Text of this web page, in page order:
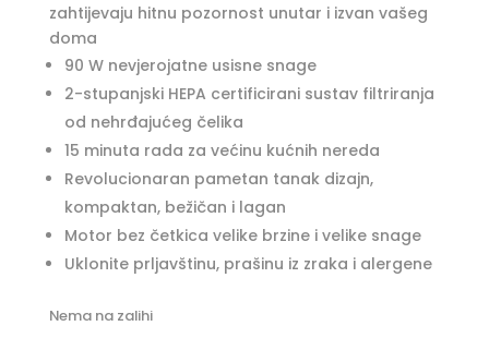
zahtijevaju hitnu pozornost unutar i izvan vašeg
doma
90 W nevjerojatne usisne snage
2-stupanjski HEPA certificirani sustav filtriranja
od nehrđajućeg čelika
15 minuta rada za većinu kućnih nereda
Revolucionaran pametan tanak dizajn,
kompaktan, bežičan i lagan
Motor bez četkica velike brzine i velike snage
Uklonite prljavštinu, prašinu iz zraka i alergene
Nema na zalihi